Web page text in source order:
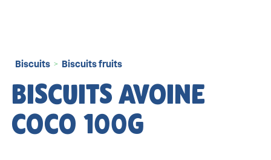
Biscuits > Biscuits fruits
BISCUITS AVOINE
COCO 100G